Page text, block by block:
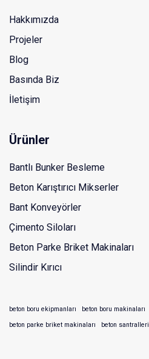
Hakkımızda
Projeler
Blog
Basında Biz
İletişim
Ürünler
Bantlı Bunker Besleme
Beton Karıştırıcı Mikserler
Bant Konveyörler
Çimento Siloları
Beton Parke Briket Makinaları
Silindir Kırıcı
beton boru ekipmanları beton boru makinaları
beton parke briket makinaları
beton santralleri